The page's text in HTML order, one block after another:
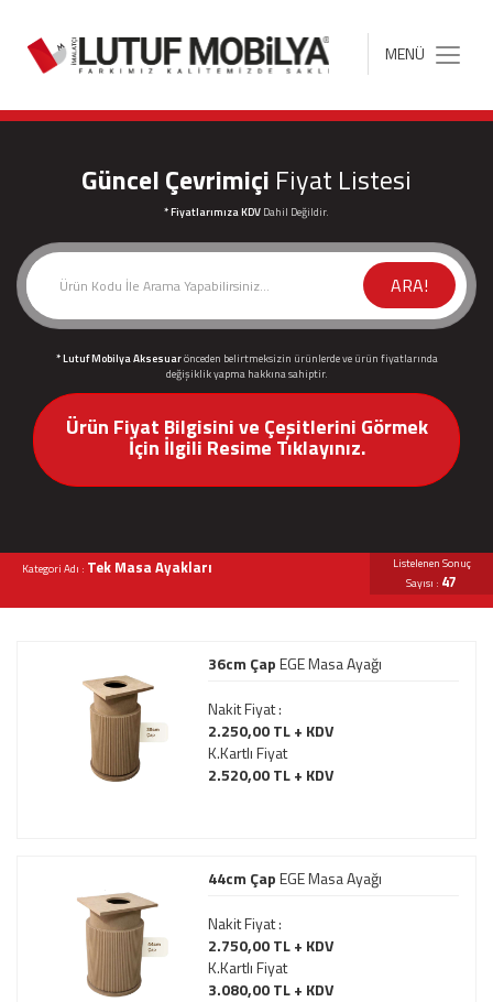
MENÜ
Güncel Çevrimiçi Fiyat Listesi
* Fiyatlarımıza KDV Dahil Değildir.
ARA!
* Lutuf Mobilya Aksesuarönceden belirtmeksizin ürünlerde ve ürün fiyatlarında
değişiklik yapma hakkına sahiptir.
Ürün Fiyat Bilgisini ve Çeşitlerini Görmek
İçin İlgili Resime Tıklayınız.
Kategori Adı : Tek Masa Ayakları
Listelenen Sonuç
Sayısı : 47
36cm ÇapEGE Masa Ayağı
Nakit Fiyat :
2.250,00 TL + KDV
K.Kartlı Fiyat
2.520,00 TL + KDV
44cm ÇapEGE Masa Ayağı
Nakit Fiyat :
2.750,00 TL + KDV
K.Kartlı Fiyat
3.080,00 TL + KDV